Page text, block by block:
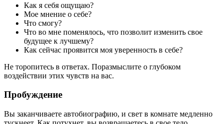
Как я себя ощущаю?
Мое мнение о себе?
Что смогу?
Что во мне поменялось, что позволит изменить свое
будущее к лучшему?
Как сейчас проявится моя уверенность в себе?
Не торопитесь в ответах. Поразмыслите о глубоком
воздействии этих чувств на вас.
Пробуждение
Вы заканчиваете автобиографию, и свет в комнате медленно